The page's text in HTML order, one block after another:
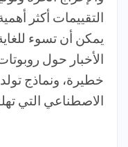
التقييمات أكثر
يمكن أن تسوء
الأخبار حول
خطيرة، ونماذج
الاصطناعي التي